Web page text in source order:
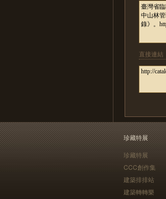
直接連結
珍藏特展
珍藏特展
CCC創作集
建築排排站
建築轉轉樂